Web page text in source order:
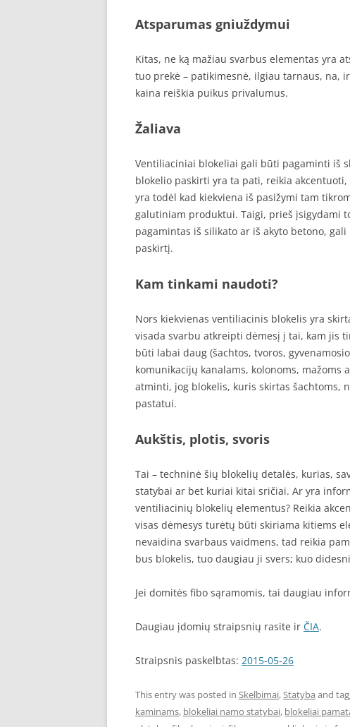
Atsparumas gniuždymui
Kitas, ne ką mažiau svarbus elementas yra
tuo prekė – patikimesnė, ilgiau tarnaus, na,
kaina reiškia puikus privalumus.
Žaliava
Ventiliaciniai blokeliai gali būti pagaminti iš
blokelio paskirti yra ta pati, reikia
yra todėl kad kiekviena iš pasižymi tam
galutiniam produktui. Taigi, prieš įsigydami
pagamintas iš silikato ar iš akyto betono,
paskirtį.
Kam tinkami naudoti?
Nors kiekvienas ventiliacinis blokelis yra
visada svarbu atkreipti dėmesį į tai, kam jis
būti labai daug (šachtos, tvoros,
komunikacijų kanalams, kolonoms,
atminti, jog blokelis, kuris skirtas šachtoms,
pastatui.
Aukštis, plotis, svoris
Tai – techninė šių blokelių detalės, kurias,
statybai ar bet kuriai kitai sričiai. Ar yra
ventiliacinių blokelių elementus? Reikia
visas dėmesys turėtų būti skiriama kitiems
nevaidina svarbaus vaidmens, tad reikia
bus blokelis, tuo daugiau ji svers; kuo
Jei domitės fibo sąramomis, tai daugiau
Daugiau įdomių straipsnių rasite ir ČIA.
Straipsnis paskelbtas: 2015-05-26
This entry was posted in Skelbimai,Statyba and
kaminams, blokeliai namo statybai, blokeliai